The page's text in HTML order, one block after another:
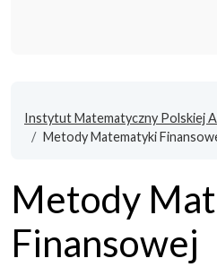
Instytut Matematyczny Polskiej
Metody Matematyki
Metody
Finansowej